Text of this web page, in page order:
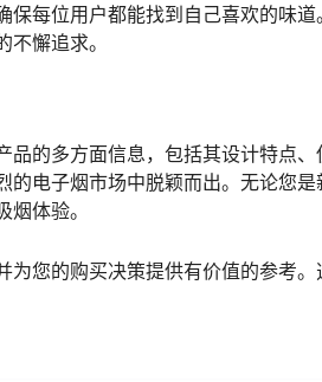
每位用户都能找到自己喜欢的味
懈追求。
的多方面信息，包括其设计特点
电子烟市场中脱颖而出。无论您
体验。
您的购买决策提供有价值的参考